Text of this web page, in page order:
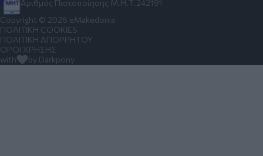
Αριθμός Πιστοποίησης Μ.Η.Τ.242191
Copyright © 2026 eMakedonia
ΠΟΛΙΤΙΚΗ COOKIES
ΠΟΛΙΤΙΚΗ ΑΠΟΡΡΗΤΟΥ
ΟΡΟΙ ΧΡΗΣΗΣ
with
by Darkpony